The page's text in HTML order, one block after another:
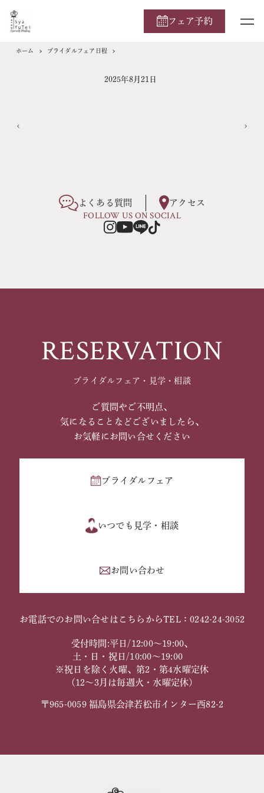
フェア予約
ホーム ブライダルフェア日程
2025年8月21日
よくある質問 アクセス
FOLLOW US ON SOCIAL
RESERVATION
ブライダルフェア・見学・相談
ご質問やご不明点、
気になることなどございましたら、
お気軽にお問い合せください
ブライダルフェア
いつでも見学・相談
お問い合わせ
お電話でのお問い合せはこちらからTEL：0242-24-3052
受付時間:平日/12:00～19:00、
土・日・祝日/10:00～19:00
※祝日を除く火曜、第2・第4水曜定休
（12～3月は毎週火・水曜定休）
〒965-0059 福島県会津若松市インター西82-2